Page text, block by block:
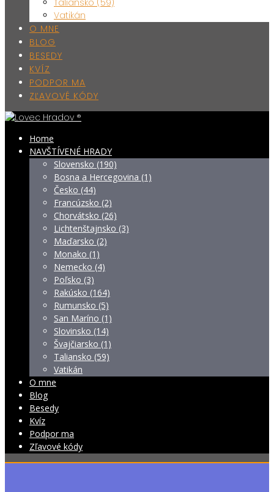
Taliansko (59)
Vatikán
O MNE
BLOG
BESEDY
KVÍZ
PODPOR MA
ZĽAVOVÉ KÓDY
Home
NAVŠTÍVENÉ HRADY
Slovensko (190)
Bosna a Hercegovina (1)
Česko (44)
Francúzsko (2)
Chorvátsko (26)
Lichtenštajnsko (3)
Maďarsko (2)
Monako (1)
Nemecko (4)
Poľsko (3)
Rakúsko (164)
Rumunsko (5)
San Maríno (1)
Slovinsko (14)
Švajčiarsko (1)
Taliansko (59)
Vatikán
O mne
Blog
Besedy
Kvíz
Podpor ma
Zľavové kódy